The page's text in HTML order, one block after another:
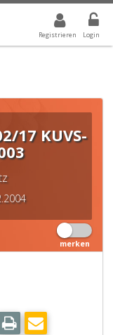
Registrieren Login
IST ALLE
17 KUVS-
merken